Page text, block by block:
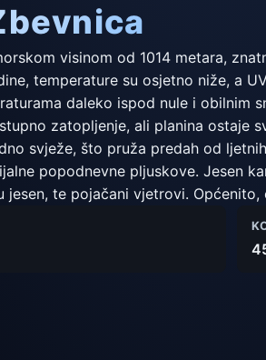
visinom od 1014 metara,
temperature su osjetno niže, a
daleko ispod nule i obilnim
zatopljenje, ali planina ostaje
svježe, što pruža predah od
popodnevne pljuskove. Jesen
jesen, te pojačani vjetrovi.